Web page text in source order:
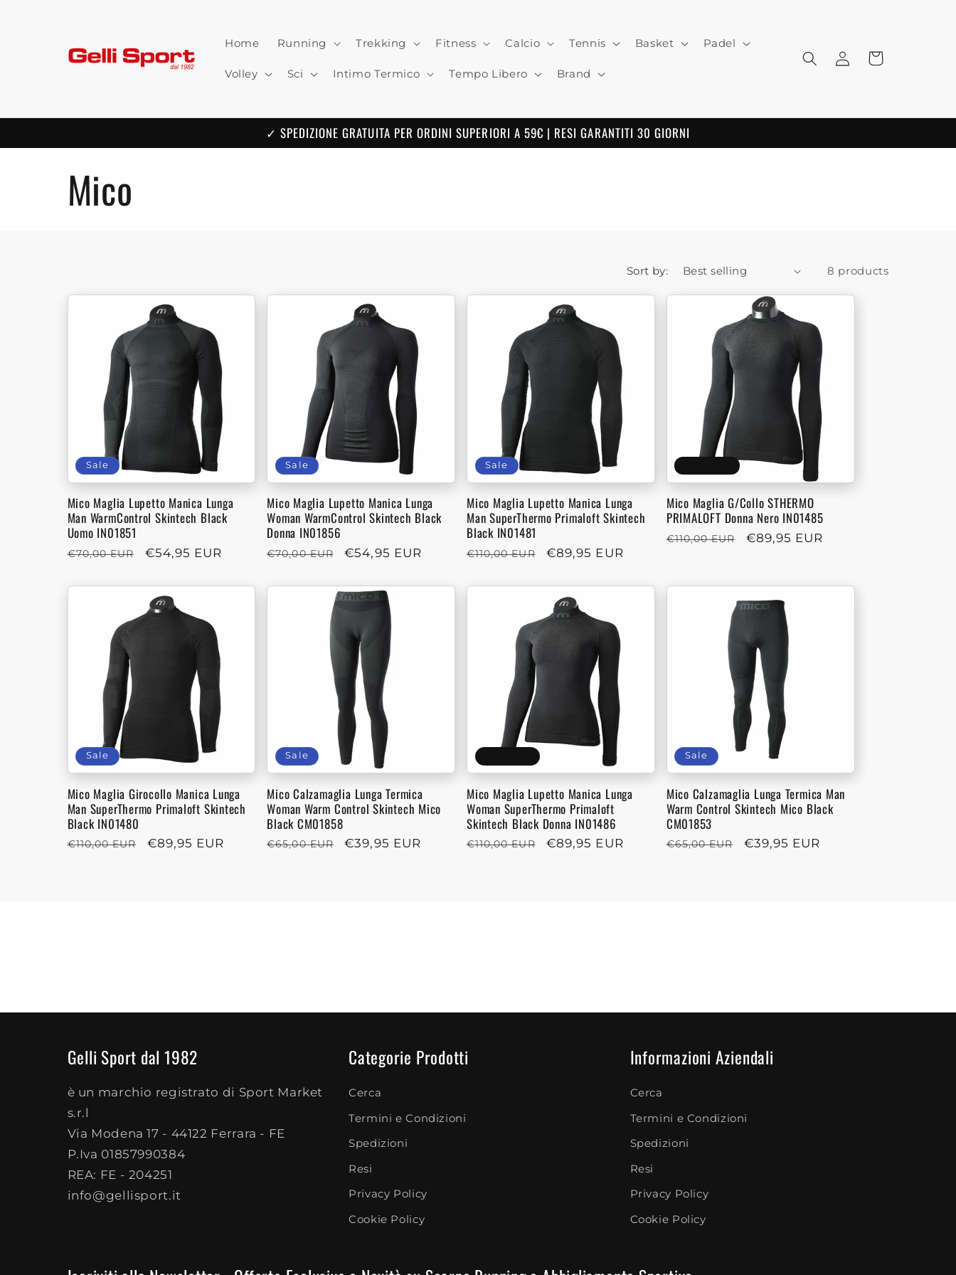
Home Running Trekking Fitness Calcio Tennis Basket Padel
Volley Sci Intimo Termico Tempo Libero Brand
Log
in
Cart
✓ SPEDIZIONE GRATUITA PER ORDINI SUPERIORI A 59€ | RESI GARANTITI 30 GIORNI
C
l
t
i
o
n
Mico
Sort by: 8 products
Sale
Mico Maglia Lupetto Manica Lunga
Man WarmControl Skintech Black
Uomo IN01851
Regular
€70,00 EUR
Sale
€54,95 EUR
Sale
Mico Maglia Lupetto Manica Lunga
Woman WarmControl Skintech Black
Donna IN01856
Regular
€70,00 EUR
Sale
€54,95 EUR
Sale
Mico Maglia Lupetto Manica Lunga
Man SuperThermo Primaloft Skintech
Black IN01481
Regular
€110,00 EUR
Sale
€89,95 EUR
Mico Maglia G/Collo STHERMO
PRIMALOFT Donna Nero IN01485
Regular
€110,00 EUR
Sale
€89,95 EUR
Sale
Mico Maglia Girocollo Manica Lunga
Man SuperThermo Primaloft Skintech
Black IN01480
Regular
€110,00 EUR
Sale
€89,95 EUR
Sale
Mico Calzamaglia Lunga Termica
Woman Warm Control Skintech Mico
Black CM01858
Regular
€65,00 EUR
Sale
€39,95 EUR
Mico Maglia Lupetto Manica Lunga
Woman SuperThermo Primaloft
Skintech Black Donna IN01486
Regular
€110,00 EUR
Sale
€89,95 EUR
Sale
Mico Calzamaglia Lunga Termica Man
Warm Control Skintech Mico Black
CM01853
Regular
€65,00 EUR
Sale
€39,95 EUR
Gelli Sport dal 1982
è un marchio registrato di Sport Market
s.r.l
Via Modena 17 - 44122 Ferrara - FE
P.Iva 01857990384
REA: FE - 204251
info@gellisport.it
Categorie Prodotti
Cerca
Termini e Condizioni
Spedizioni
Resi
Privacy Policy
Cookie Policy
Informazioni Aziendali
Cerca
Termini e Condizioni
Spedizioni
Resi
Privacy Policy
Cookie Policy